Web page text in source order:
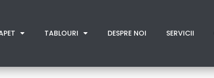
TABLOURI DESPRE NOI SERVICII